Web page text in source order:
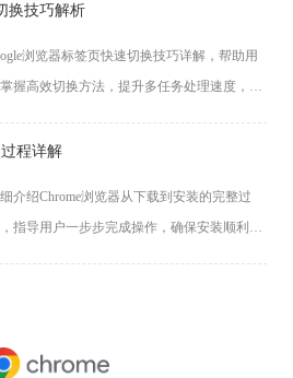
换技巧解析
浏览器标签页快速切换技巧详解，帮助用
掌握高效切换方法，提升多任务处理速度，优
程详解
介绍Chrome浏览器从下载到安装的完整过
指导用户一步步完成操作，确保安装顺利，